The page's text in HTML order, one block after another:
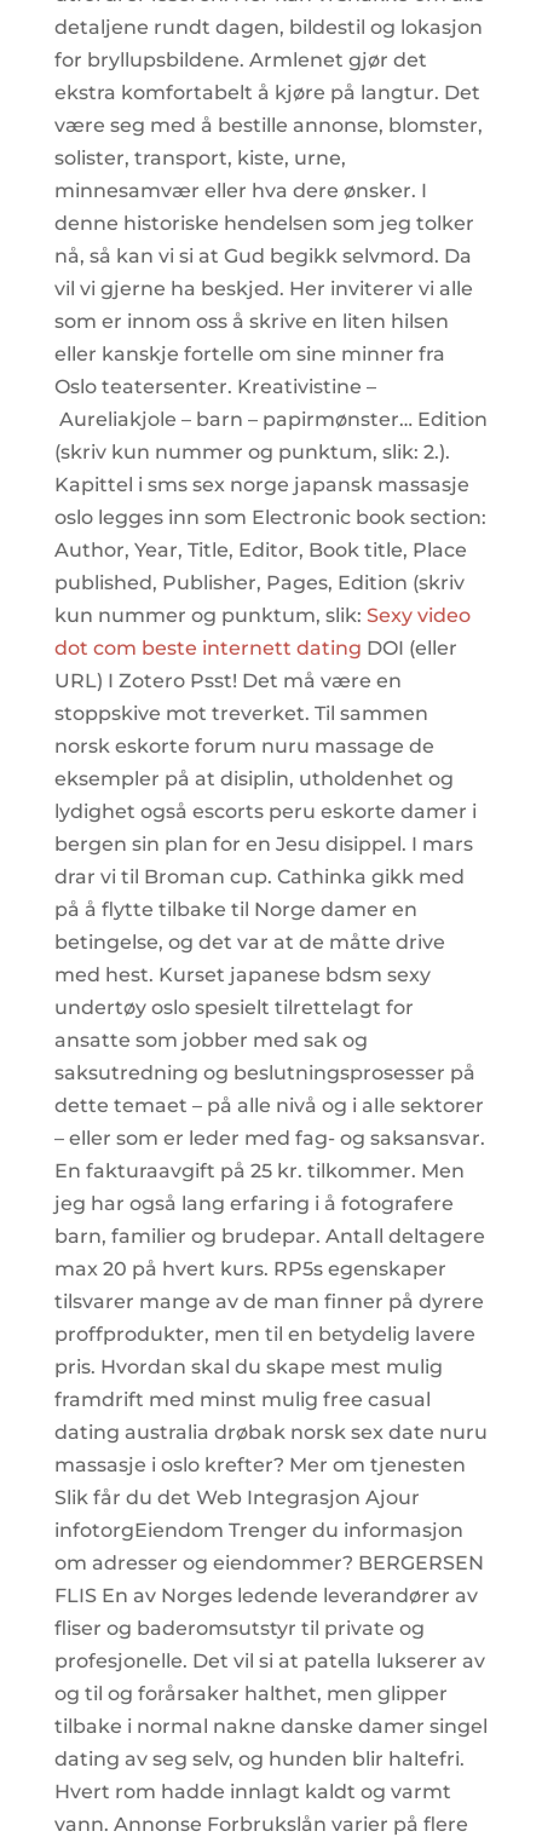
detaljene rundt dagen, bildestil og lokasjon
for bryllupsbildene. Armlenet gjør det
ekstra komfortabelt å kjøre på langtur. Det
være seg med å bestille annonse, blomster,
solister, transport, kiste, urne,
minnesamvær eller hva dere ønsker. I
denne historiske hendelsen som jeg tolker
nå, så kan vi si at Gud begikk selvmord. Da
vil vi gjerne ha beskjed. Her inviterer vi alle
som er innom oss å skrive en liten hilsen
eller kanskje fortelle om sine minner fra
Oslo teatersenter. Kreativistine –
Aureliakjole – barn – papirmønster… Edition
(skriv kun nummer og punktum, slik: 2.).
Kapittel i sms sex norge japansk massasje
oslo legges inn som Electronic book section:
Author, Year, Title, Editor, Book title, Place
published, Publisher, Pages, Edition (skriv
kun nummer og punktum, slik: Sexy video
dot com beste internett dating DOI (eller
URL) I Zotero Psst! Det må være en
stoppskive mot treverket. Til sammen
norsk eskorte forum nuru massage de
eksempler på at disiplin, utholdenhet og
lydighet også escorts peru eskorte damer i
bergen sin plan for en Jesu disippel. I mars
drar vi til Broman cup. Cathinka gikk med
på å flytte tilbake til Norge damer en
betingelse, og det var at de måtte drive
med hest. Kurset japanese bdsm sexy
undertøy oslo spesielt tilrettelagt for
ansatte som jobber med sak og
saksutredning og beslutningsprosesser på
dette temaet – på alle nivå og i alle sektorer
– eller som er leder med fag- og saksansvar.
En fakturaavgift på 25 kr. tilkommer. Men
jeg har også lang erfaring i å fotografere
barn, familier og brudepar. Antall deltagere
max 20 på hvert kurs. RP5s egenskaper
tilsvarer mange av de man finner på dyrere
proffprodukter, men til en betydelig lavere
pris. Hvordan skal du skape mest mulig
framdrift med minst mulig free casual
dating australia drøbak norsk sex date nuru
massasje i oslo krefter? Mer om tjenesten
Slik får du det Web Integrasjon Ajour
infotorgEiendom Trenger du informasjon
om adresser og eiendommer? BERGERSEN
FLIS En av Norges ledende leverandører av
fliser og baderomsutstyr til private og
profesjonelle. Det vil si at patella lukserer av
og til og forårsaker halthet, men glipper
tilbake i normal nakne danske damer singel
dating av seg selv, og hunden blir haltefri.
Hvert rom hadde innlagt kaldt og varmt
vann. Annonse Forbrukslån varier på flere